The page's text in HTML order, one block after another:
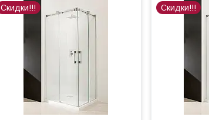
Скидки!!! Скидки!!!